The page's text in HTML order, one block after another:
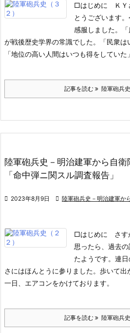
□はじめに
ＫＹ
とうございます
感服しました。
が戦後歴史学界の常識でした。「民衆は
「地位の高い人間はいつも得をしていた
記事を読む 陸軍砲兵
陸軍砲兵史－明治建軍から自衛
「命中弾ニ関スル調査報告」
 2023年8月9日  陸軍砲兵史－明治建軍か
□はじめに
さす
思ったら、過去
たようです。連
さにはほんとうに参りました。歩いて出
一日、エアコンをかけております。
記事を読む 陸軍砲兵